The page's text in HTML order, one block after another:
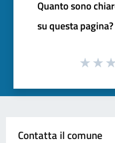
Quanto sono
su questa pagina?
Contatta il comune